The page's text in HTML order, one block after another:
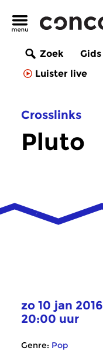
Zoek Gids
Luister live
Crosslinks
Pluto
zo 10 jan 2016
20:00 uur
Genre: Pop